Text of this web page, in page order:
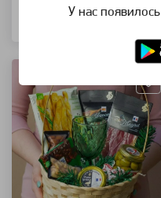
Купить в 1 клик
У нас